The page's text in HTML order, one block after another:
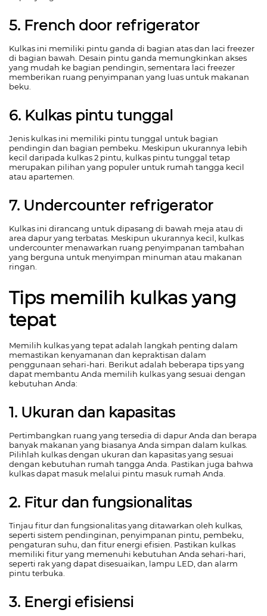
5. French door refrigerator
Kulkas ini memiliki pintu ganda di bagian atas dan laci freezer
di bagian bawah. Desain pintu ganda memungkinkan akses
yang mudah ke bagian pendingin, sementara laci freezer
memberikan ruang penyimpanan yang luas untuk makanan
beku.
6. Kulkas pintu tunggal
Jenis kulkas ini memiliki pintu tunggal untuk bagian
pendingin dan bagian pembeku. Meskipun ukurannya lebih
kecil daripada kulkas 2 pintu, kulkas pintu tunggal tetap
merupakan pilihan yang populer untuk rumah tangga kecil
atau apartemen.
7. Undercounter refrigerator
Kulkas ini dirancang untuk dipasang di bawah meja atau di
area dapur yang terbatas. Meskipun ukurannya kecil, kulkas
undercounter menawarkan ruang penyimpanan tambahan
yang berguna untuk menyimpan minuman atau makanan
ringan.
Tips memilih kulkas yang
tepat
Memilih kulkas yang tepat adalah langkah penting dalam
memastikan kenyamanan dan kepraktisan dalam
penggunaan sehari-hari. Berikut adalah beberapa tips yang
dapat membantu Anda memilih kulkas yang sesuai dengan
kebutuhan Anda:
1. Ukuran dan kapasitas
Pertimbangkan ruang yang tersedia di dapur Anda dan berapa
banyak makanan yang biasanya Anda simpan dalam kulkas.
Pilihlah kulkas dengan ukuran dan kapasitas yang sesuai
dengan kebutuhan rumah tangga Anda. Pastikan juga bahwa
kulkas dapat masuk melalui pintu masuk rumah Anda.
2. Fitur dan fungsionalitas
Tinjau fitur dan fungsionalitas yang ditawarkan oleh kulkas,
seperti sistem pendinginan, penyimpanan pintu, pembeku,
pengaturan suhu, dan fitur energi efisien. Pastikan kulkas
memiliki fitur yang memenuhi kebutuhan Anda sehari-hari,
seperti rak yang dapat disesuaikan, lampu LED, dan alarm
pintu terbuka.
3. Energi efisiensi